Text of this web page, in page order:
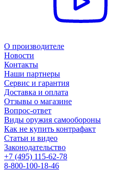
О производителе
Новости
Контакты
Наши партнеры
Сервис и гарантия
Доставка и оплата
Отзывы о магазине
Вопрос-ответ
Виды оружия самообороны
Как не купить контрафакт
Статьи и видео
Законодательство
+7 (495) 115-62-78
8-800-100-18-46